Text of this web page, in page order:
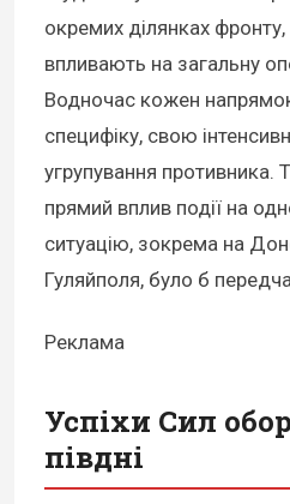
окремих ділянках
впливають на загальну
Водночас кожен
специфіку, свою
угрупування противника.
прямий вплив події на
ситуацію, зокрема на
Гуляйполя, було б
Реклама
Успіхи Сил
півдні